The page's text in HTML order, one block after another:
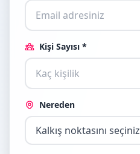
Kişi Sayısı *
Nereden
Kalkış noktasını seçiniz